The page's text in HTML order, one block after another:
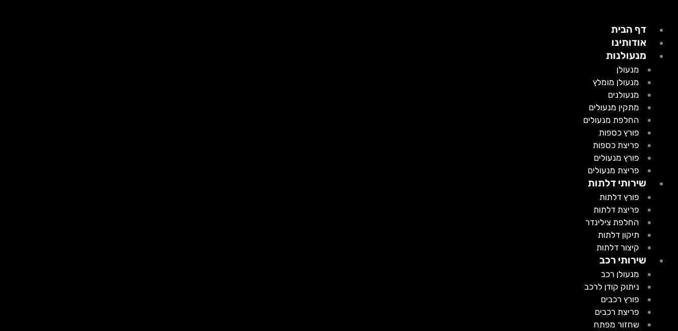
דף הבית
אודותינו
מנעולנות
מנעולן
מנעולן מומלץ
מנעולנים
מתקין מנעולים
החלפת מנעולים
פורץ כספות
פריצת כספות
פורץ מנעולים
פריצת מנעולים
שירותי דלתות
פורץ דלתות
פריצת דלתות
החלפת צילינדר
תיקון דלתות
קיצור דלתות
שירותי רכב
מנעולן רכב
ניתוק קודן לרכב
פורץ רכבים
פריצת רכבים
שחזור מפתח